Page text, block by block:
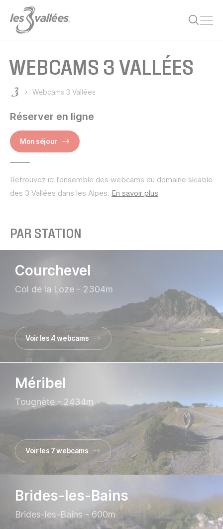
WEBCAMS 3 VALLÉES
Webcams 3 Vallées
Réserver en ligne
Mon séjour
Retrouvez ici l’ensemble des webcams du domaine skiable
des 3 Vallées dans les Alpes. En savoir plus
PAR STATION
Courchevel
Col de la Loze - 2304m
Voir les 4 webcams
Méribel
Tougnète - 2434m
Voir les 7 webcams
Brides-les-Bains
Brides-les-Bains - 600m